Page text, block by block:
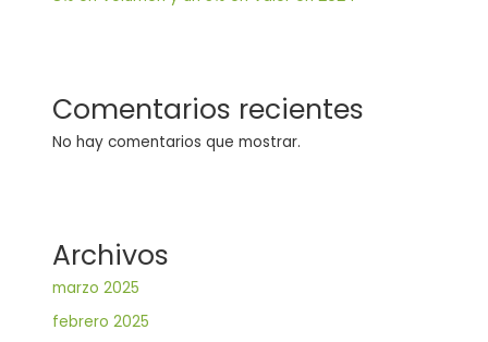
Comentarios recientes
No hay comentarios que mostrar.
Archivos
marzo 2025
febrero 2025